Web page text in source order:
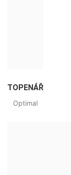
TOPENÁŘ
Optimal